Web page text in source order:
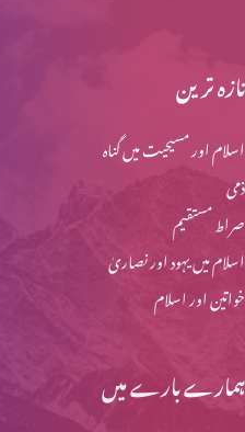
ابنِ آدم کے دنو ں میں کیا ہوگا؟
نفالیم کے بارے میں وضاحت
تازہ ترین
اسلام اور مسیحیت میں گناہ
ذمی
صراط مستقیم
اسلام میں یہود اور نصاریٰ
خواتین اور اسلام
ہمارے بارے میں